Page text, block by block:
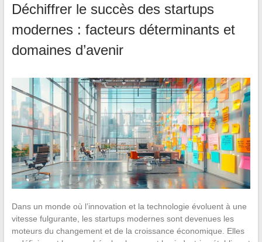
Déchiffrer le succès des startups
modernes : facteurs déterminants et
domaines d’avenir
Dans un monde où l’innovation et la technologie évoluent à une
vitesse fulgurante, les startups modernes sont devenues les
moteurs du changement et de la croissance économique. Elles